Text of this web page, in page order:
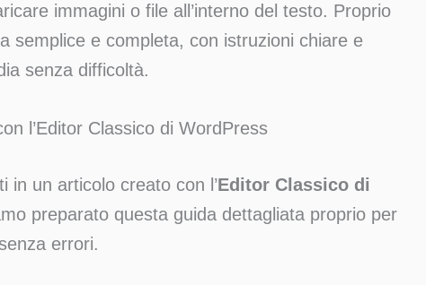
immagini o file all’interno del testo. Proprio
semplice e completa, con istruzioni chiare e
senza difficoltà.
l’Editor Classico di WordPress
in un articolo creato con l’Editor Classico di
preparato questa guida dettagliata proprio per
errori.